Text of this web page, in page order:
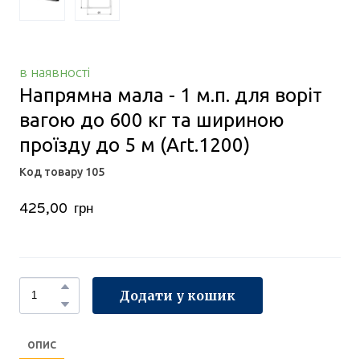
в наявності
Напрямна мала - 1 м.п. для воріт
вагою до 600 кг та шириною
проїзду до 5 м (Art.1200)
Код товару 105
425,00  грн
Додати у кошик
ОПИС